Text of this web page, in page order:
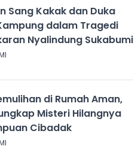
Sang Kakak dan Duka
dalam Tragedi
Nyalindung Sukabumi
di Rumah Aman,
Misteri Hilangnya
Cibadak